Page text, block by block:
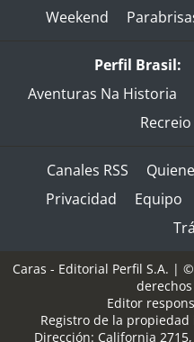
Weekend
Perfil Brasil:
Aventuras Na Historia
Recreio
Canales RSS
Privacidad
Equipo
Caras - Editorial Perfil S.A. | ©
Editor
Registro de la
Dirección: California 2715,